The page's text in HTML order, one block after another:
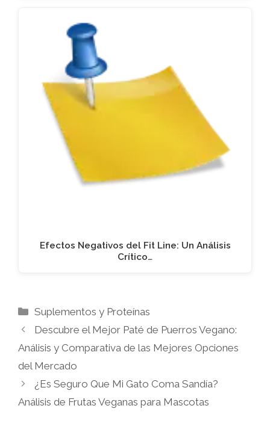
Efectos Negativos del Fit Line: Un Análisis
Crítico…
Categorías
Suplementos y Proteínas
Descubre el Mejor Paté de Puerros Vegano:
Análisis y Comparativa de las Mejores Opciones
del Mercado
¿Es Seguro Que Mi Gato Coma Sandía?
Análisis de Frutas Veganas para Mascotas